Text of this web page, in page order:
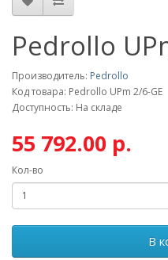
Pedrollo
Производитель: Pedrollo
Код товара: Pedrollo UPm 2/6-GE
Доступность: На складе
55 792.00 р.
Кол-во
В